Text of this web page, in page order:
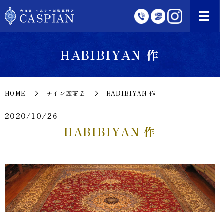
HABIBIYAN 作
HOME ナイン産商品 HABIBIYAN 作
2020/10/26
HABIBIYAN 作